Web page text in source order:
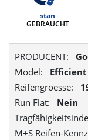
stan
GEBRAUCHT
PRODUCENT:
Model:
Reifengroesse:
Run Flat:
Nein
M+S Reifen-